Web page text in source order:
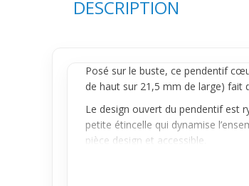
DESCRIPTION
Posé sur le buste, ce pendentif
de haut sur 21,5 mm de large) fait
Le design ouvert du pendentif est
petite étincelle qui dynamise
pièce design et accessible.
cherche un bijou moderne mais